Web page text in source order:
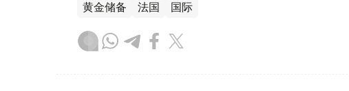
黄金储备 法国 国际